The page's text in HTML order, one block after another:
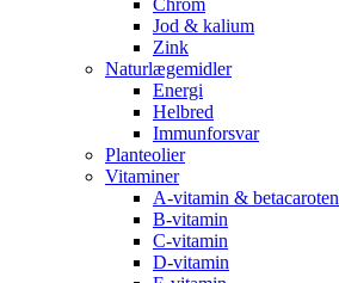
Chrom
Jod & kalium
Zink
Naturlægemidler
Energi
Helbred
Immunforsvar
Planteolier
Vitaminer
A-vitamin & betacaroten
B-vitamin
C-vitamin
D-vitamin